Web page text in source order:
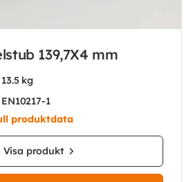
139,7X4 mm
13.5 kg
EN10217-1
produktdata
Visa produkt